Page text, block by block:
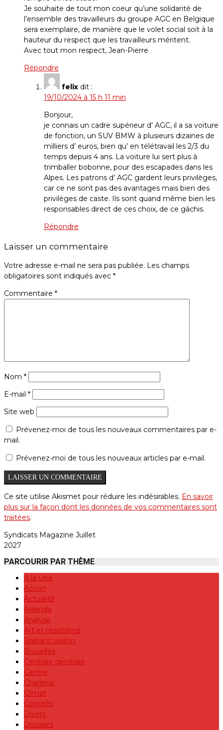
Je souhaite de tout mon coeur qu’une solidarité de
l’ensemble des travailleurs du groupe AGC en Belgique
sera exemplaire, de manière que le volet social soit à la
hauteur du respect que les travailleurs méritent.
Avec tout mon respect, Jean-Pierre
Répondre
felix dit :
19/10/2024 à 15 h 11 min
Bonjour,
je connais un cadre supérieur d’ AGC, il a sa voiture
de fonction, un SUV BMW à plusieurs dizaines de
milliers d’ euros, bien qu’ en télétravail les 2/3 du
temps depuis 4 ans. La voiture lui sert plus à
trimballer bobonne, pour des escapades dans les
Alpes. Les patrons d’ AGC gardent leurs privilèges,
car ce ne sont pas des avantages mais bien des
privilèges de caste. Ils sont quand même bien les
responsables direct de ces choix, de ce gâchis.
Répondre
Laisser un commentaire
Votre adresse e-mail ne sera pas publiée. Les champs
obligatoires sont indiqués avec *
Commentaire *
Nom *
E-mail *
Site web
Prévenez-moi de tous les nouveaux commentaires par e-
mail.
Prévenez-moi de tous les nouveaux articles par e-mail.
Ce site utilise Akismet pour réduire les indésirables. En savoir
plus sur la façon dont les données de vos commentaires sont
traitées.
Syndicats Magazine Juillet
2027
PARCOURIR PAR THÈME
A la Une
Action
Actualité
Agenda
Analyse
Art et résistance
Brabant wallon
Bruxelles
Centrale générale
Centre
Charleroi
Climat
Congrès
Divers
Dossiers